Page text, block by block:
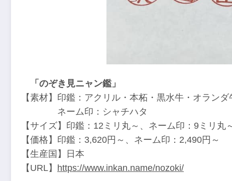
「のぞき見ニャン鑑」
【素材】印鑑：アクリル・本柘・黒水牛・オラン
ネーム印：シャチハタ
【サイズ】印鑑：12ミリ丸～、ネーム印：9ミリ丸
【価格】印鑑：3,620円～、ネーム印：2,490円～
【生産国】日本
【URL】 https://www.inkan.name/nozoki/